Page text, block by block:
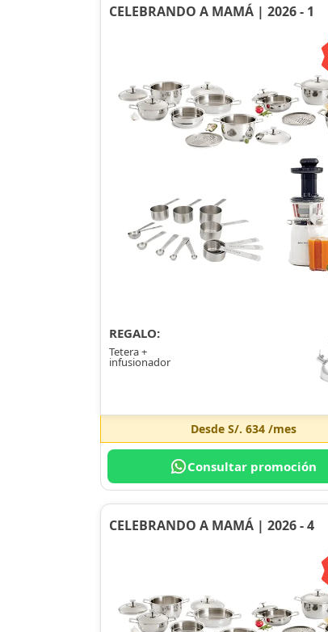
CELEBRANDO A MAMÁ | 2026 - 1
REGALO:
Tetera +
infusionador
Desde S/. 634/mes
Consultar promoción
CELEBRANDO A MAMÁ | 2026 - 4